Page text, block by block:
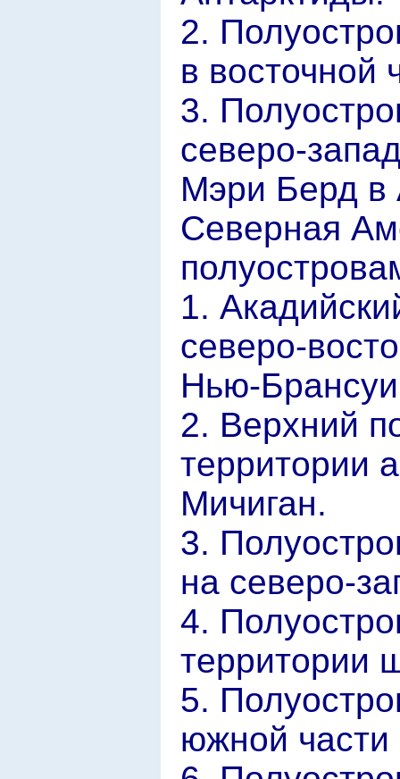
2.
в восточной
3.
северо-
Мэри Берд в
Северная
1.
северо-
Нью-
2. Верхний
территории
Мичиган.
3.
на северо-
4.
территории
5.
южной